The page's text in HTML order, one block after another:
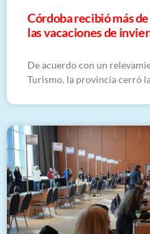
Córdoba recibió más
las vacaciones de
De acuerdo con un
Turismo, la provincia cerró